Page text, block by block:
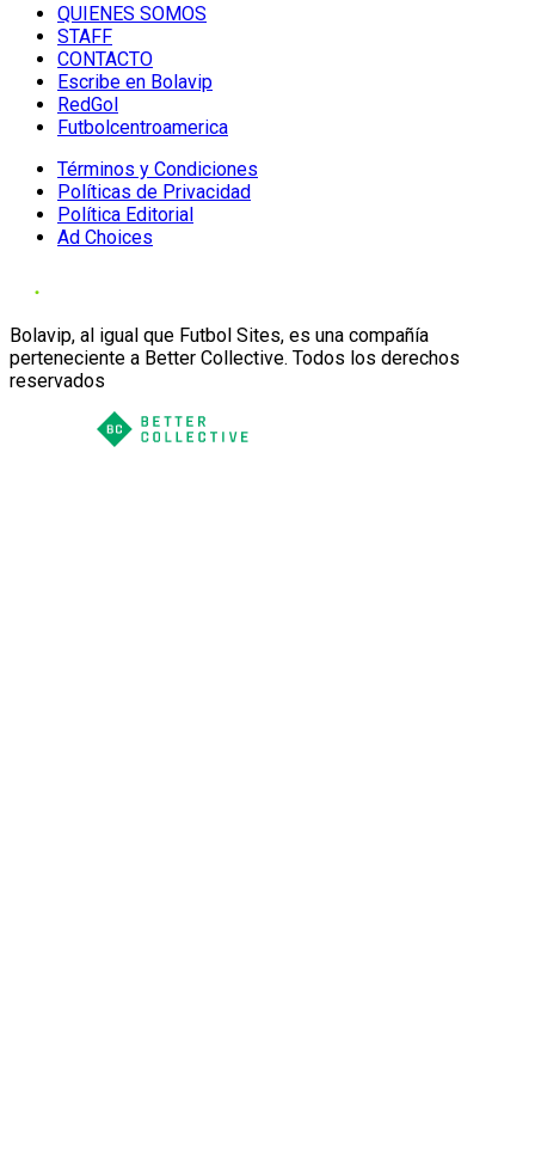
QUIENES SOMOS
STAFF
CONTACTO
Escribe en Bolavip
RedGol
Futbolcentroamerica
Términos y Condiciones
Políticas de Privacidad
Política Editorial
Ad Choices
Bolavip, al igual que Futbol Sites, es una compañía
perteneciente a Better Collective. Todos los derechos
reservados